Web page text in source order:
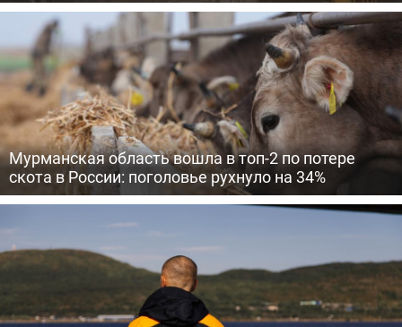
Мурманская область вошла в топ-2 по потере
скота в России: поголовье рухнуло на 34%